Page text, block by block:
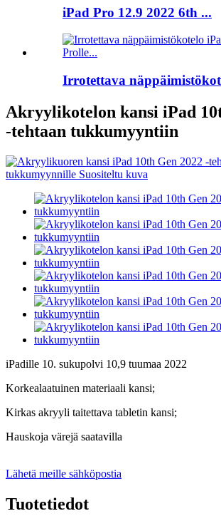
iPad Pro 12.9 2022 6th ...
Irrotettava
Akryylikotelon kansi iPad
-tehtaan tukkumyyntiin
iPadille 10. sukupolvi 10,9 tuumaa 2022
Korkealaatuinen materiaali kansi;
Kirkas akryyli taitettava tabletin kansi;
Hauskoja värejä saatavilla
Lähetä meille sähköpostia
Tuotetiedot